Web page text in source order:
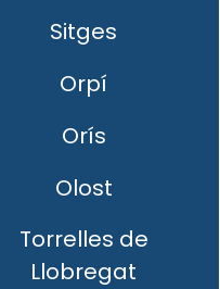
Sitges
Orpí
Orís
Olost
Torrelles de
Llobregat